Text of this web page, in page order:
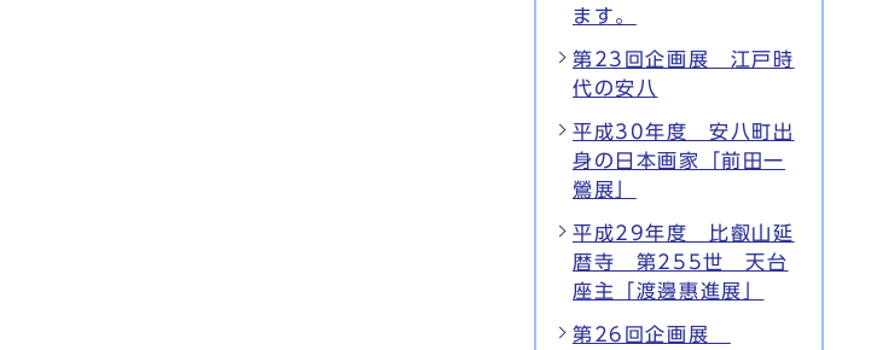
ます。
第23回企画展 江戸時
代の安八
平成30年度 安八町出
身の日本画家「前田一
鶯展」
平成29年度 比叡山延
暦寺 第255世 天台
座主「渡邊惠進展」
第26回企画展